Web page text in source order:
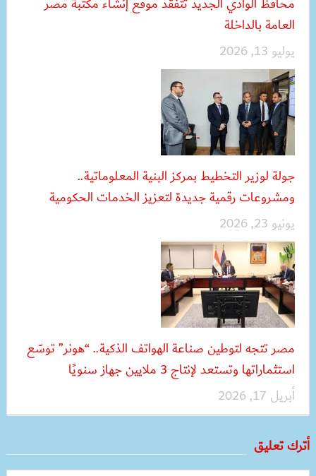
العامة بالداخلة
يوليو 13, 2026
جولة لوزير التخطيط بمركز البنية المعلوماتية..
ومشروعات رقمية جديدة لتعزيز الخدمات الحكومية
يونيو 23, 2026
مصر تتجه لتوطين صناعة الهواتف الذكية.. “هونر” توسّع
استثماراتها وتستعد لإنتاج 3 ملايين جهاز سنويًا
أبريل 17, 2026
أترك تعليق